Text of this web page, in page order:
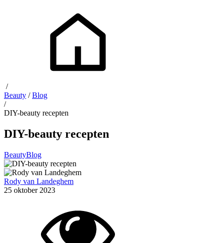
/
Beauty /Blog
/
DIY-beauty recepten
DIY-beauty recepten
BeautyBlog
Rody van Landeghem
25 oktober 2023